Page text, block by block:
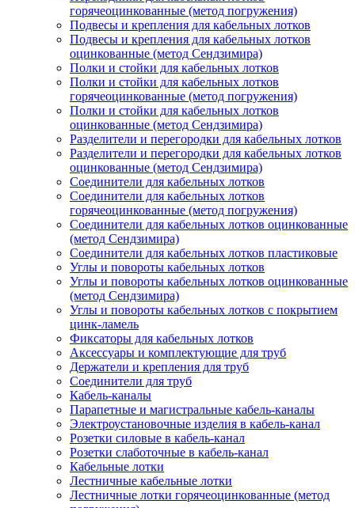
горячеоцинкованные (метод погружения)
Подвесы и крепления для кабельных лотков
Подвесы и крепления для кабельных лотков
оцинкованные (метод Сендзимира)
Полки и стойки для кабельных лотков
Полки и стойки для кабельных лотков
горячеоцинкованные (метод погружения)
Полки и стойки для кабельных лотков
оцинкованные (метод Сендзимира)
Разделители и перегородки для кабельных лотков
Разделители и перегородки для кабельных лотков
оцинкованные (метод Сендзимира)
Соединители для кабельных лотков
Соединители для кабельных лотков
горячеоцинкованные (метод погружения)
Соединители для кабельных лотков оцинкованные
(метод Сендзимира)
Соединители для кабельных лотков пластиковые
Углы и повороты кабельных лотков
Углы и повороты кабельных лотков оцинкованные
(метод Сендзимира)
Углы и повороты кабельных лотков с покрытием
цинк-ламель
Фиксаторы для кабельных лотков
Аксессуары и комплектующие для труб
Держатели и крепления для труб
Соединители для труб
Кабель-каналы
Парапетные и магистральные кабель-каналы
Электроустановочные изделия в кабель-канал
Розетки силовые в кабель-канал
Розетки слаботочные в кабель-канал
Кабельные лотки
Лестничные кабельные лотки
Лестничные лотки горячеоцинкованные (метод